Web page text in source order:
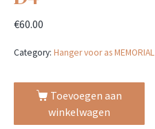
€60.00
Category: Hanger voor as MEMORIAL
Toevoegen aan
winkelwagen